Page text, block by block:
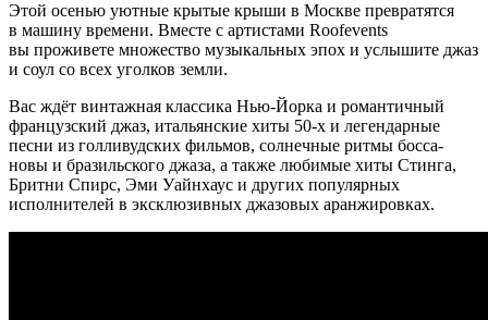
Этой осенью уютные крытые крыши в Москве превратятся
в машину времени. Вместе с артистами Roofevents
вы проживете множество музыкальных эпох и услышите джаз
и соул со всех уголков земли.
Вас ждёт винтажная классика Нью-Йорка и романтичный
французский джаз, итальянские хиты 50-х и легендарные
песни из голливудских фильмов, солнечные ритмы босса-
новы и бразильского джаза, а также любимые хиты Стинга,
Бритни Спирс, Эми Уайнхаус и других популярных
исполнителей в эксклюзивных джазовых аранжировках.